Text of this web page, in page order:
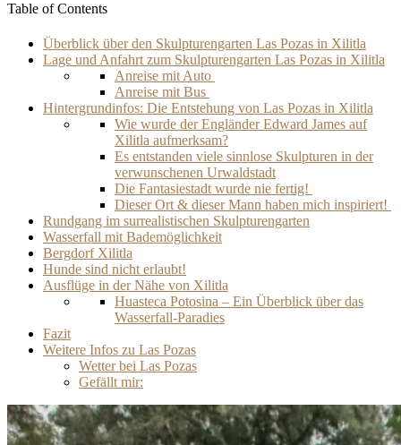
Table of Contents
Überblick über den Skulpturengarten Las Pozas in Xilitla
Lage und Anfahrt zum Skulpturengarten Las Pozas in Xilitla
Anreise mit Auto
Anreise mit Bus
Hintergrundinfos: Die Entstehung von Las Pozas in Xilitla
Wie wurde der Engländer Edward James auf
Xilitla aufmerksam?
Es entstanden viele sinnlose Skulpturen in der
verwunschenen Urwaldstadt
Die Fantasiestadt wurde nie fertig!
Dieser Ort & dieser Mann haben mich inspiriert!
Rundgang im surrealistischen Skulpturengarten
Wasserfall mit Bademöglichkeit
Bergdorf Xilitla
Hunde sind nicht erlaubt!
Ausflüge in der Nähe von Xilitla
Huasteca Potosina – Ein Überblick über das
Wasserfall-Paradies
Fazit
Weitere Infos zu Las Pozas
Wetter bei Las Pozas
Gefällt mir: